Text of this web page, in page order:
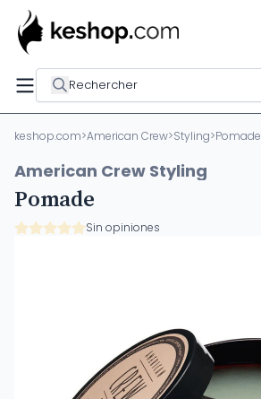
Rechercher
keshop.com>American Crew>Styling>Pomade
American Crew Styling
Pomade
Sin opiniones